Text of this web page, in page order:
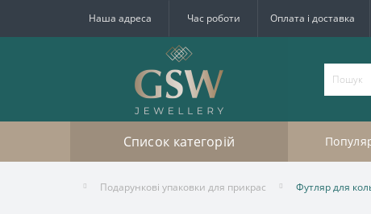
Наша адреса Час роботи Оплата і доставка
Список категорій
Подарункові упаковки для прикрас Футляр для